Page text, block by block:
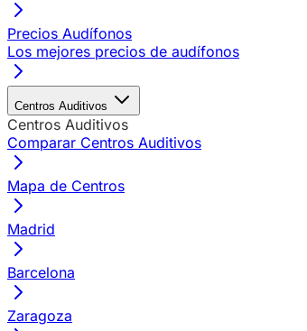
Precios Audífonos
Los mejores precios de audífonos
Centros Auditivos
Centros Auditivos
Comparar Centros Auditivos
Mapa de Centros
Madrid
Barcelona
Zaragoza